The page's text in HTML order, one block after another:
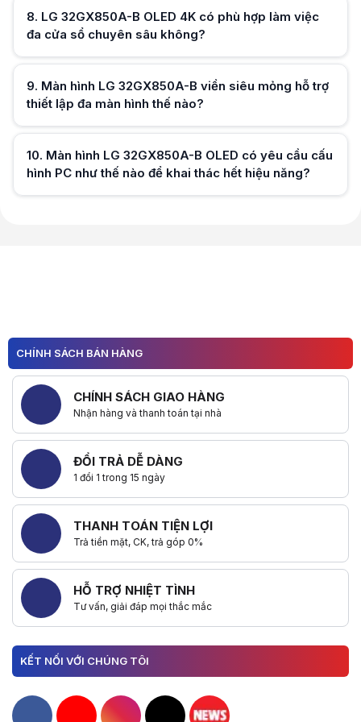
Hữu ích (0)
8. LG 32GX850A-B OLED 4K có phù hợp làm việc
đa cửa sổ chuyên sâu không?
Hữu ích (0)
9. Màn hình LG 32GX850A-B viền siêu mỏng hỗ trợ
thiết lập đa màn hình thế nào?
10. Màn hình LG 32GX850A-B OLED có yêu cầu cấu
hình PC như thế nào để khai thác hết hiệu năng?
CHÍNH SÁCH BÁN HÀNG
CHÍNH SÁCH GIAO HÀNG
Nhận hàng và thanh toán tại nhà
ĐỔI TRẢ DỄ DÀNG
1 đổi 1 trong 15 ngày
THANH TOÁN TIỆN LỢI
Trả tiền mặt, CK, trả góp 0%
HỖ TRỢ NHIỆT TÌNH
Tư vấn, giải đáp mọi thắc mắc
KẾT NỐI VỚI CHÚNG TÔI